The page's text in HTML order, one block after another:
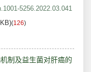
5256.2022.03.041
(126)
制及益生菌对肝癌的